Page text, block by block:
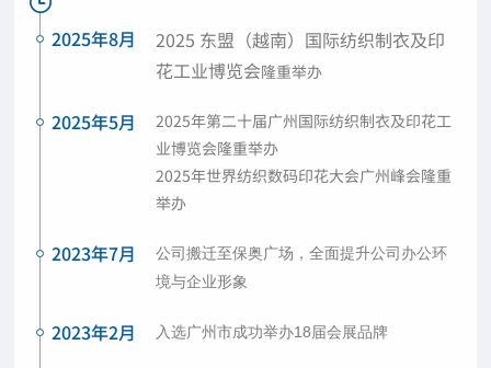
2025年8月
2025 东盟（越南）国际纺织制衣及印
花工业博览会隆重举办
2025年5月
2025年第二十届广州国际纺织制衣及印花工
业博览会隆重举办
2025年世界纺织数码印花大会广州峰会隆重
举办
2023年7月
公司搬迁至保奥广场，全面提升公司办公环
境与企业形象
2023年2月 入选广州市成功举办18届会展品牌